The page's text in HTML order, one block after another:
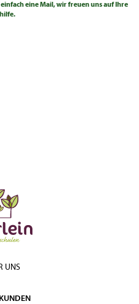
410,00
einfach eine Mail, wir freuen uns auf Ihre
UNS